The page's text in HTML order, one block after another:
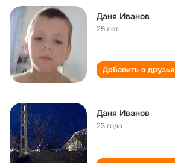
Даня Иванов
25 лет
Добавить в друзья
Даня Иванов
23 года